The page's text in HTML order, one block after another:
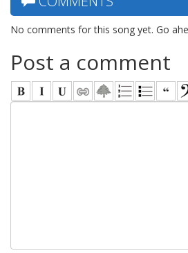
No comments for this song yet. Go
Post a comment